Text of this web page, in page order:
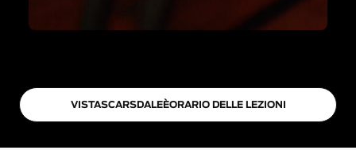
VISTASCARSDALEÈORARIO DELLE LEZIONI